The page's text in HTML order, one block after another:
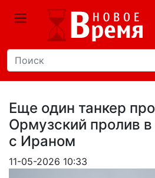
Еще один танкер
Ормузский пролив
с Ираном
11-05-2026 10:33